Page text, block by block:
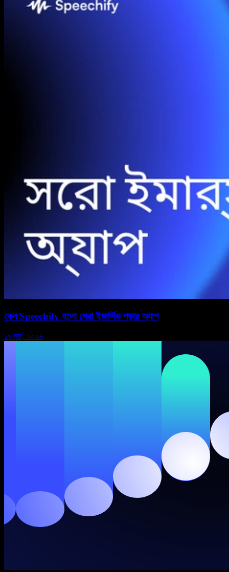
কেন Speechify হলো সেরা ইমার্সিভ পড়ার অ্যাপ
১৯ মার্চ, ২০২৬